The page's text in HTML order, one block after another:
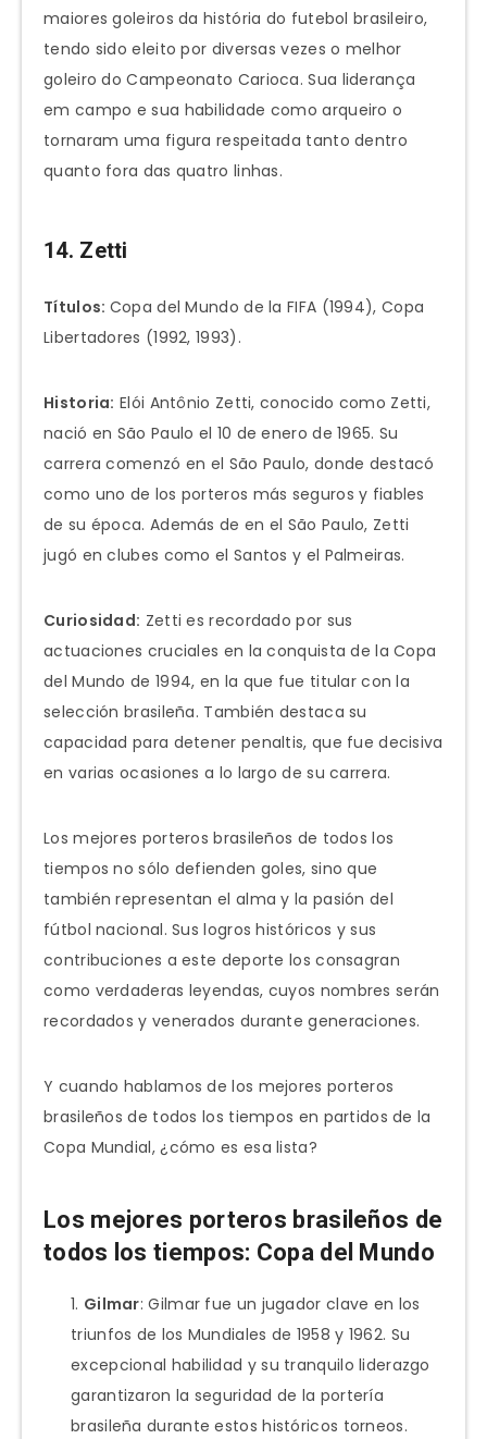
maiores goleiros da história do futebol brasileiro,
tendo sido eleito por diversas vezes o melhor
goleiro do Campeonato Carioca. Sua liderança
em campo e sua habilidade como arqueiro o
tornaram uma figura respeitada tanto dentro
quanto fora das quatro linhas.
14. Zetti
Títulos: Copa del Mundo de la FIFA (1994), Copa
Libertadores (1992, 1993).
Historia: Elói Antônio Zetti, conocido como Zetti,
nació en São Paulo el 10 de enero de 1965. Su
carrera comenzó en el São Paulo, donde destacó
como uno de los porteros más seguros y fiables
de su época. Además de en el São Paulo, Zetti
jugó en clubes como el Santos y el Palmeiras.
Curiosidad: Zetti es recordado por sus
actuaciones cruciales en la conquista de la Copa
del Mundo de 1994, en la que fue titular con la
selección brasileña. También destaca su
capacidad para detener penaltis, que fue decisiva
en varias ocasiones a lo largo de su carrera.
Los mejores porteros brasileños de todos los
tiempos no sólo defienden goles, sino que
también representan el alma y la pasión del
fútbol nacional. Sus logros históricos y sus
contribuciones a este deporte los consagran
como verdaderas leyendas, cuyos nombres serán
recordados y venerados durante generaciones.
Y cuando hablamos de los mejores porteros
brasileños de todos los tiempos en partidos de la
Copa Mundial, ¿cómo es esa lista?
Los mejores porteros brasileños de
todos los tiempos: Copa del Mundo
Gilmar: Gilmar fue un jugador clave en los
triunfos de los Mundiales de 1958 y 1962. Su
excepcional habilidad y su tranquilo liderazgo
garantizaron la seguridad de la portería
brasileña durante estos históricos torneos.